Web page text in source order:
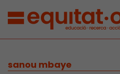
sanou mbaye